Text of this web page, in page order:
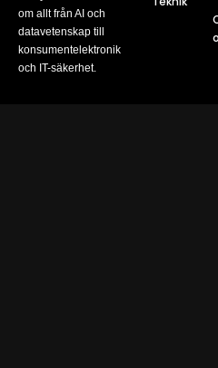
om allt från AI och
datavetenskap till
konsumentelektronik
och IT-säkerhet.